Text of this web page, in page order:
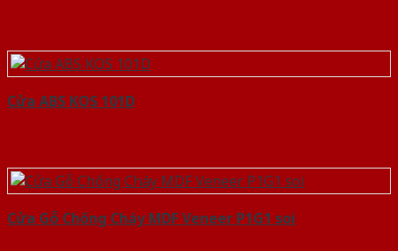
Cửa ABS KOS 101D
Cửa Gỗ Chống Cháy MDF Veneer P1G1 soi